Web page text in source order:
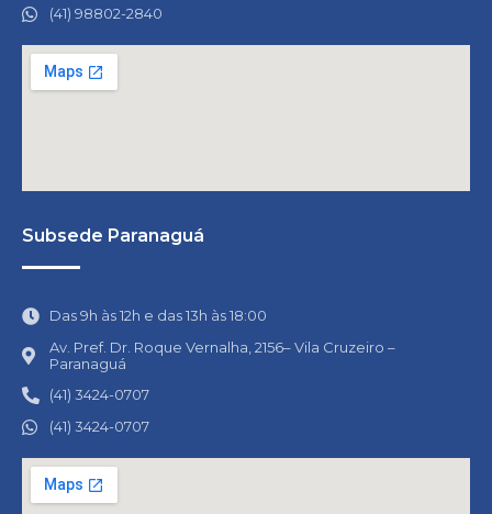
(41) 98802-2840
Subsede Paranaguá
Das 9h às 12h e das 13h às 18:00
Av. Pref. Dr. Roque Vernalha, 2156– Vila Cruzeiro –
Paranaguá
(41) 3424-0707
(41) 3424-0707